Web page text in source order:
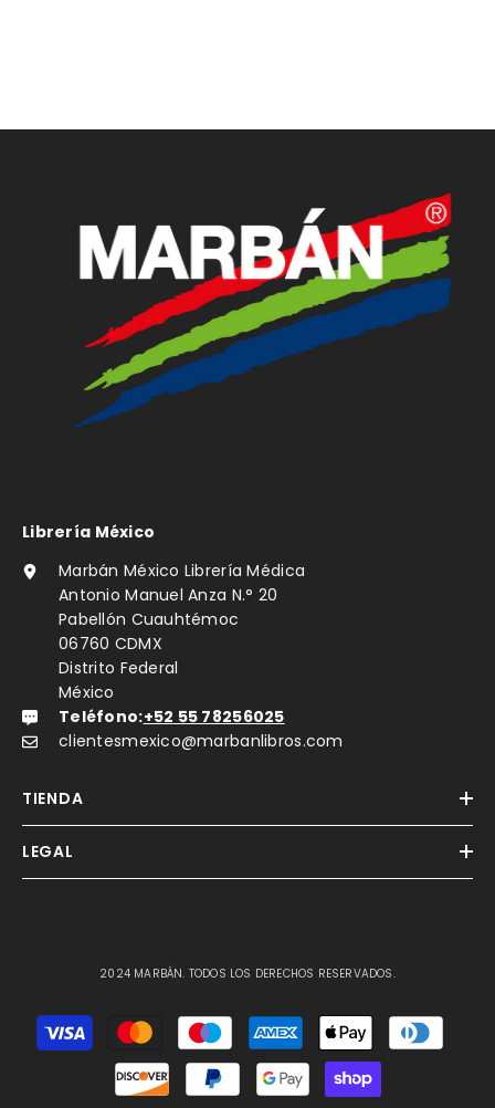
Librería México
Marbán México Librería Médica
Antonio Manuel Anza N.° 20
Pabellón Cuauhtémoc
06760 CDMX
Distrito Federal
México
Teléfono:+52 55 78256025
clientesmexico@marbanlibros.com
TIENDA
LEGAL
2024 MARBÁN. TODOS LOS DERECHOS RESERVADOS.
Métodos
de
Pago